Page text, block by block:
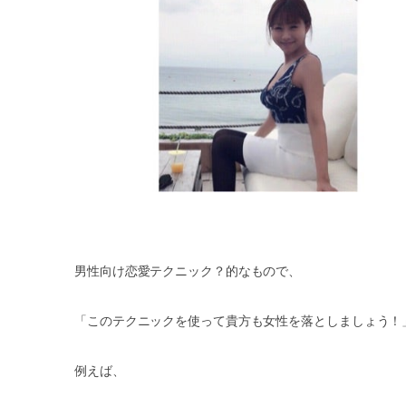
男性向け恋愛テクニック？的なもので、
「このテクニックを使って貴方も女性を落としましょう
例えば、